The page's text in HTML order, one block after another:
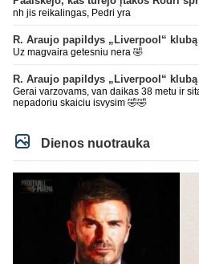
nh jis reikalingas, Pedri yra
R. Araujo papildys „Liverpool“ klubą
Uz magvaira getesniu nera 🤣
R. Araujo papildys „Liverpool“ klubą
Gerai varzovams, van daikas 38 metu ir
nepadoriu skaiciu isvysim 🤣🤣
Dienos nuotrauka